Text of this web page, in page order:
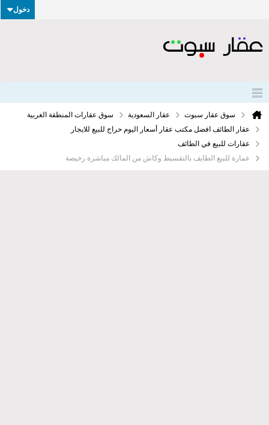
دخول
سوق عقار سبوت عقار السعودية
سوق عقارات المنطقة الغربية
عقار الطائف افضل مكتب عقار أسعار اليوم حراج للبيع للايجار
عقارات للبيع في الطائف
عمارة للبيع الطايف بالتقسيط وكاش من المالك مباشرة رخيصة